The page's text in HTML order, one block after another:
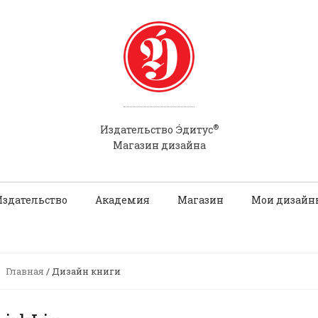
Издательство Э́дитус®
Магазин дизайна
Академия Магазин Мои
Главная / Дизайн книги